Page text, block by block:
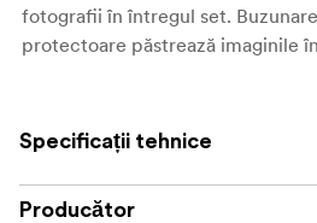
fotografii în întregul set.
protectoare păstrează imaginile
Ideal pentru păstrarea aventurilor
reperelor familiei sau a
de reumplere permit ca povestea
Specificații tehnice
Producător